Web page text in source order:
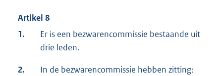
Artikel 8
1.
Er is een bezwarencommissie bestaande uit
drie leden.
2. In de bezwarencommissie hebben zitting: